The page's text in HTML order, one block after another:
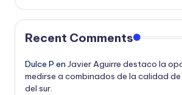
Recent Comments
Dulce P en Javier Aguirre destaco la
medirse a combinados de la calidad
del sur.